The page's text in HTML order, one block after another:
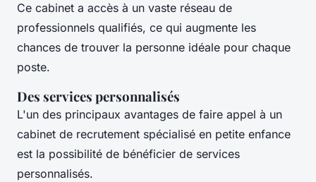
Ce cabinet a accès à un vaste réseau de
professionnels qualifiés, ce qui augmente les
chances de trouver la personne idéale pour chaque
poste.
Des services personnalisés
L'un des principaux avantages de faire appel à un
cabinet de recrutement spécialisé en petite enfance
est la possibilité de bénéficier de services
personnalisés.